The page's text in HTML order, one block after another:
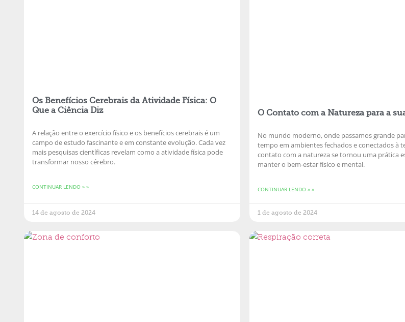
Os Benefícios Cerebrais da Atividade Física: O
Que a Ciência Diz
A relação entre o exercício físico e os benefícios cerebrais é um
campo de estudo fascinante e em constante evolução. Cada vez
mais pesquisas científicas revelam como a atividade física pode
transformar nosso cérebro.
CONTINUAR LENDO » »
14 de agosto de 2024
O Contato com a Natureza para a
No mundo moderno, onde passamos grande
tempo em ambientes fechados e conectados à
contato com a natureza se tornou uma prática
manter o bem-estar físico e mental.
CONTINUAR LENDO » »
1 de agosto de 2024